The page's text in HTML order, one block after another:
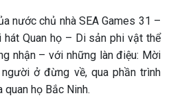
nước chủ nhà SEA Games 31 –
Quan họ – Di sản phi vật thể
nhận – với những làn điệu: Mời
ở đừng về, qua phần trình
họ Bắc Ninh.